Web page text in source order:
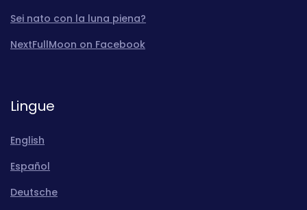
Sei nato con la luna piena?
NextFullMoon on Facebook
Lingue
English
Español
Deutsche